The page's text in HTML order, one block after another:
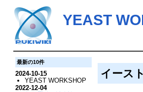
YEAST
イース
最新の10件
2024-10-15
YEAST WORKSHOP
2022-12-04